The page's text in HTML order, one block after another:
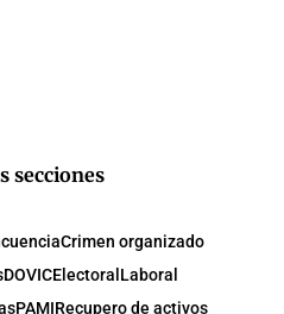
secciones
Crimen organizado
DOVICElectoral Laboral
PAMIRecupero de activos